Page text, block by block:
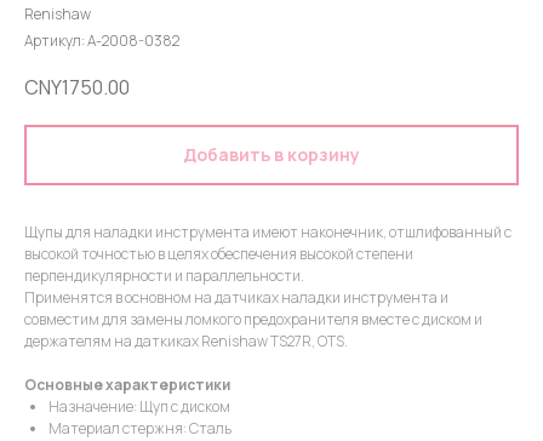
Renishaw
Артикул:A-2008-0382
CNY1750.00
Добавить в корзину
Щупы для наладки инструмента имеют наконечник, отшлифованный с
высокой точностью в целях обеспечения высокой степени
перпендикулярности и параллельности.
Применятся в основном на датчиках наладки инструмента и
совместим для замены ломкого предохранителя вместе с диском и
держателям на даткиках Renishaw TS27R, OTS.
Основные характеристики
Назначение: Щуп с диском
Материал стержня: Сталь